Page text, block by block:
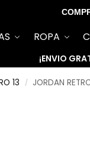
ROPA
¡ENVIO
13 / JORDAN